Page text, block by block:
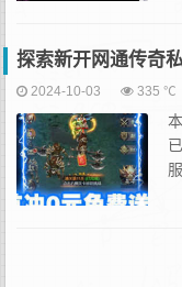
探索新开网通传奇
2024-10-03 335 ℃